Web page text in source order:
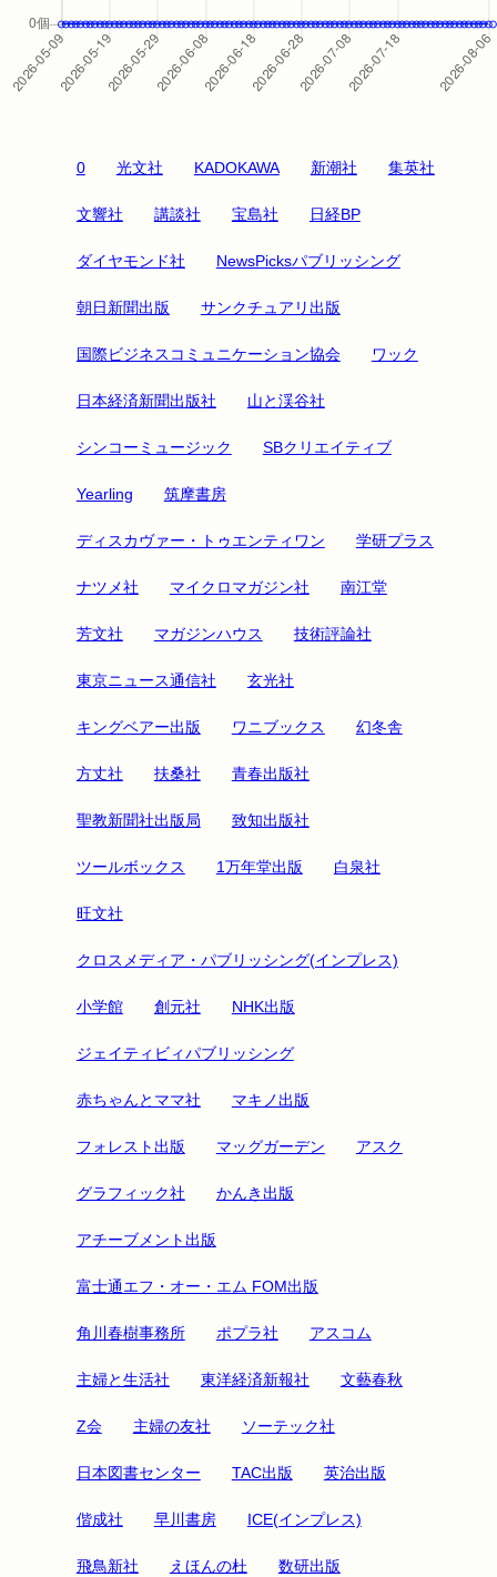
0 光文社 KADOKAWA 新潮社 集英社
文響社 講談社 宝島社 日経BP
ダイヤモンド社 NewsPicksパブリッシング
朝日新聞出版 サンクチュアリ出版
国際ビジネスコミュニケーション協会 ワック
日本経済新聞出版社 山と渓谷社
シンコーミュージック SBクリエイティブ
Yearling 筑摩書房
ディスカヴァー・トゥエンティワン 学研プラス
ナツメ社 マイクロマガジン社 南江堂
芳文社 マガジンハウス 技術評論社
東京ニュース通信社 玄光社
キングベアー出版 ワニブックス 幻冬舎
方丈社 扶桑社 青春出版社
聖教新聞社出版局 致知出版社
ツールボックス 1万年堂出版 白泉社
旺文社
クロスメディア・パブリッシング(インプレス)
小学館 創元社 NHK出版
ジェイティビィパブリッシング
赤ちゃんとママ社 マキノ出版
フォレスト出版 マッグガーデン アスク
グラフィック社 かんき出版
アチーブメント出版
富士通エフ・オー・エム FOM出版
角川春樹事務所 ポプラ社 アスコム
主婦と生活社 東洋経済新報社 文藝春秋
Z会 主婦の友社 ソーテック社
日本図書センター TAC出版 英治出版
偕成社 早川書房 ICE(インプレス)
飛鳥新社 えほんの杜 数研出版